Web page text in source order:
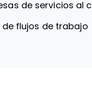
de servicios al
flujos de trabajo